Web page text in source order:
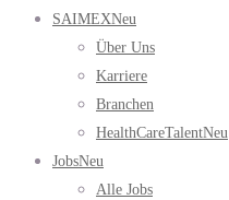
SAIMEXNeu
Über Uns
Karriere
Branchen
HealthCareTalentNeu
JobsNeu
Alle Jobs